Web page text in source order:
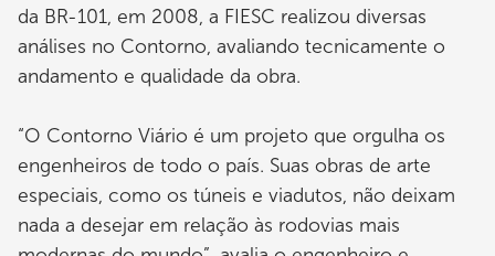
da BR-101, em 2008, a FIESC realizou diversas
análises no Contorno, avaliando tecnicamente o
andamento e qualidade da obra.
“O Contorno Viário é um projeto que orgulha os
engenheiros de todo o país. Suas obras de arte
especiais, como os túneis e viadutos, não deixam
nada a desejar em relação às rodovias mais